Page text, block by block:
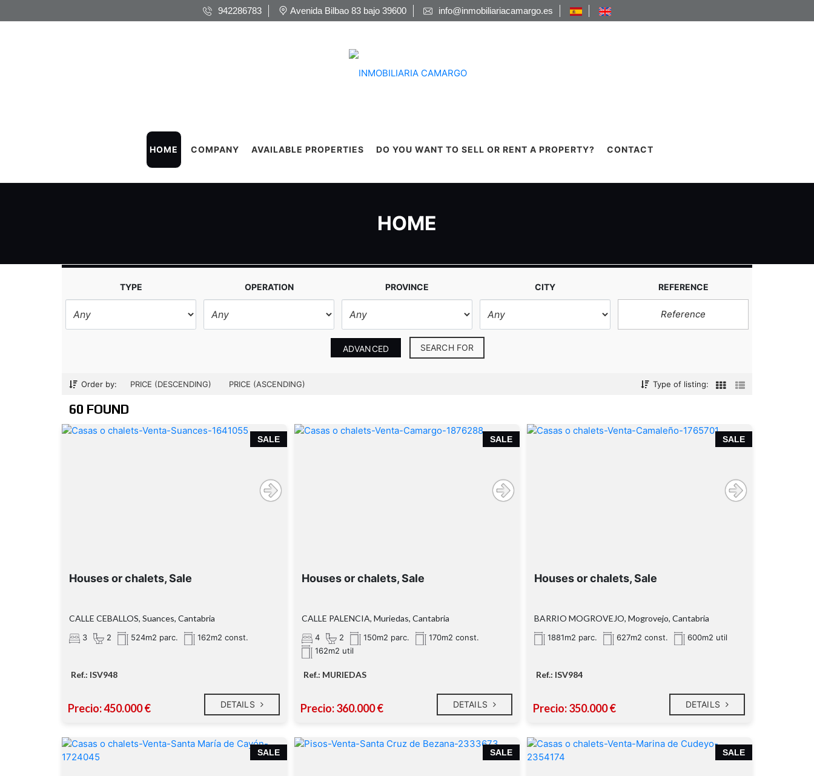
942286783 Avenida Bilbao 83 bajo 39600 info@inmobiliariacamargo.es
HOME COMPANY AVAILABLE PROPERTIES DO YOU WANT TO SELL OR RENT A PROPERTY? CONTACT
HOME
TYPE OPERATION PROVINCE CITY REFERENCE
ADVANCED SEARCH FOR
Order by: PRICE (DESCENDING) PRICE (ASCENDING) Type of listing:
60 FOUND
SALE
Houses or chalets, Sale
CALLE CEBALLOS, Suances, Cantabria
3 2 524m2 parc. 162m2 const.
Ref.: ISV948
Precio: 450.000 € DETAILS
SALE
Houses or chalets, Sale
CALLE PALENCIA, Muriedas, Cantabria
4 2 150m2 parc.
170m2 const.
162m2 util
Ref.: MURIEDAS
Precio: 360.000 € DETAILS
SALE
Houses or chalets, Sale
BARRIO MOGROVEJO, Mogrovejo, Cantabria
1881m2 parc. 627m2 const. 600m2 util
Ref.: ISV984
Precio: 350.000 € DETAILS
SALE SALE SALE